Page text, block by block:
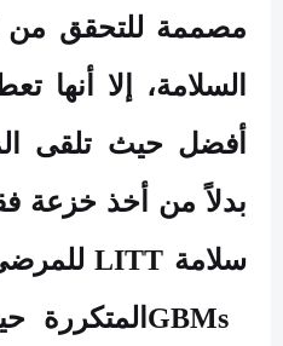
مصممة للتحقق من
السلامة، إلا أنها
أفضل حيث تلقى
بدلاً من أخذ خزعة
سلامة LITT
GBMs المتكررة